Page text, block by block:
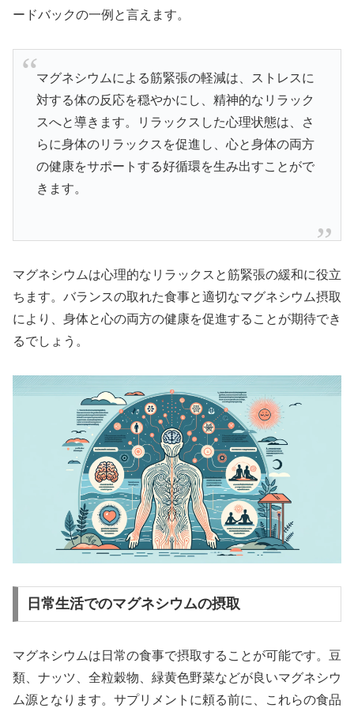
ードバックの一例と言えます。
マグネシウムによる筋緊張の軽減は、ストレスに
対する体の反応を穏やかにし、精神的なリラック
スへと導きます。リラックスした心理状態は、さ
らに身体のリラックスを促進し、心と身体の両方
の健康をサポートする好循環を生み出すことがで
きます。
マグネシウムは心理的なリラックスと筋緊張の緩和に役立
ちます。バランスの取れた食事と適切なマグネシウム摂取
により、身体と心の両方の健康を促進することが期待でき
るでしょう。
日常生活でのマグネシウムの摂取
マグネシウムは日常の食事で摂取することが可能です。豆
類、ナッツ、全粒穀物、緑黄色野菜などが良いマグネシウ
ム源となります。サプリメントに頼る前に、これらの食品